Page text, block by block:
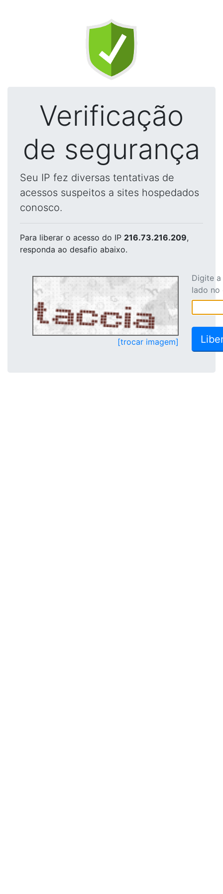
Verificação
de segurança
Seu IP fez diversas tentativas de
acessos suspeitos a sites hospedados
conosco.
Para liberar o acesso do IP 216.73.216.209,
responda ao desafio abaixo.
[trocar imagem]
Digite
lado no